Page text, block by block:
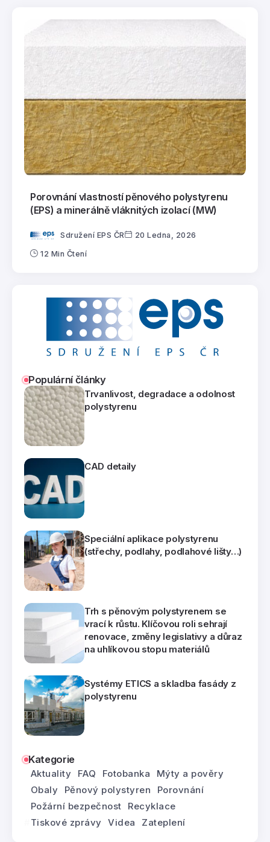
Porovnání vlastností pěnového polystyrenu
(EPS) a minerálně vláknitých izolací (MW)
Sdružení EPS ČR 20 Ledna, 2026
12 Min Čtení
Populární články
Trvanlivost, degradace a odolnost
polystyrenu
CAD detaily
Speciální aplikace polystyrenu
(střechy, podlahy, podlahové lišty…)
Trh s pěnovým polystyrenem se
vrací k růstu. Klíčovou roli sehrají
renovace, změny legislativy a důraz
na uhlíkovou stopu materiálů
Systémy ETICS a skladba fasády z
polystyrenu
Kategorie
Aktuality FAQ Fotobanka
Mýty a pověry
Obaly
Pěnový polystyren
Porovnání
Požární bezpečnost
Recyklace
Tiskové zprávy
Videa Zateplení